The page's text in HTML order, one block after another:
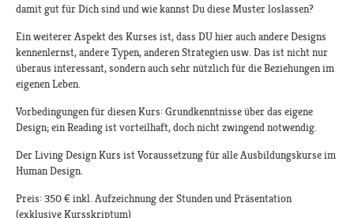
damit gut für Dich sind und wie kannst Du diese Muster loslassen?
Ein weiterer Aspekt des Kurses ist, dass DU hier auch andere Designs
kennenlernst, andere Typen, anderen Strategien usw. Das ist nicht nur
überaus interessant, sondern auch sehr nützlich für die Beziehungen im
eigenen Leben.
Vorbedingungen für diesen Kurs: Grundkenntnisse über das eigene
Design; ein Reading ist vorteilhaft, doch nicht zwingend notwendig.
Der Living Design Kurs ist Voraussetzung für alle Ausbildungskurse im
Human Design.
Preis: 350 € inkl. Aufzeichnung der Stunden und Präsentation
(exklusive Kursskriptum)